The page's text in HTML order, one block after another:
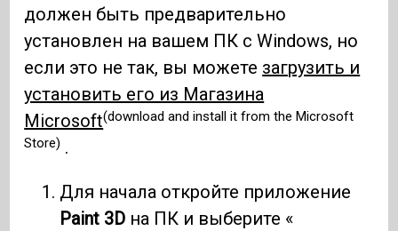
должен быть предварительно
установлен на вашем ПК с Windows, но
если это не так, вы можете загрузить и
установить его из Магазина
Microsoft(download and install it from the Microsoft
Store) .
Для начала откройте приложение
Paint 3D на ПК и выберите «